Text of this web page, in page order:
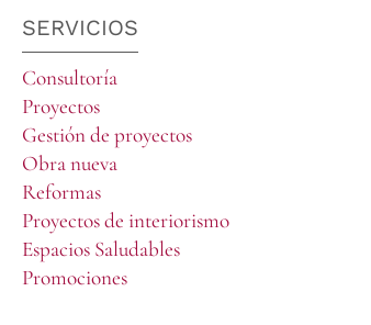
SERVICIOS
Consultoría
Proyectos
Gestión de proyectos
Obra nueva
Reformas
Proyectos de interiorismo
Espacios Saludables
Promociones